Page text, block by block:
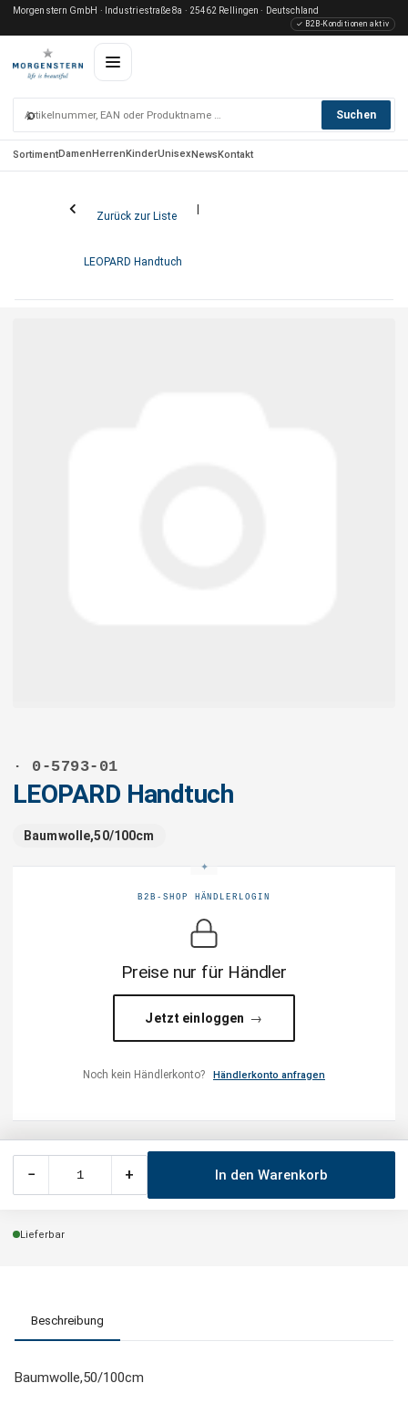
Morgenstern GmbH · Industriestraße 8a · 25462 Rellingen · Deutschland
✓ B2B-Konditionen aktiv
⌕ Suchen
SortimentDamenHerrenKinderUnisexNewsKontakt
Zurück zur Liste
LEOPARD Handtuch
· 0-5793-01
LEOPARD Handtuch
Baumwolle,50/100cm
B2B-SHOP HÄNDLERLOGIN
Preise nur für Händler
Jetzt einloggen
Noch kein Händlerkonto? Händlerkonto anfragen
− + In den Warenkorb
Lieferbar
Beschreibung
Baumwolle,50/100cm